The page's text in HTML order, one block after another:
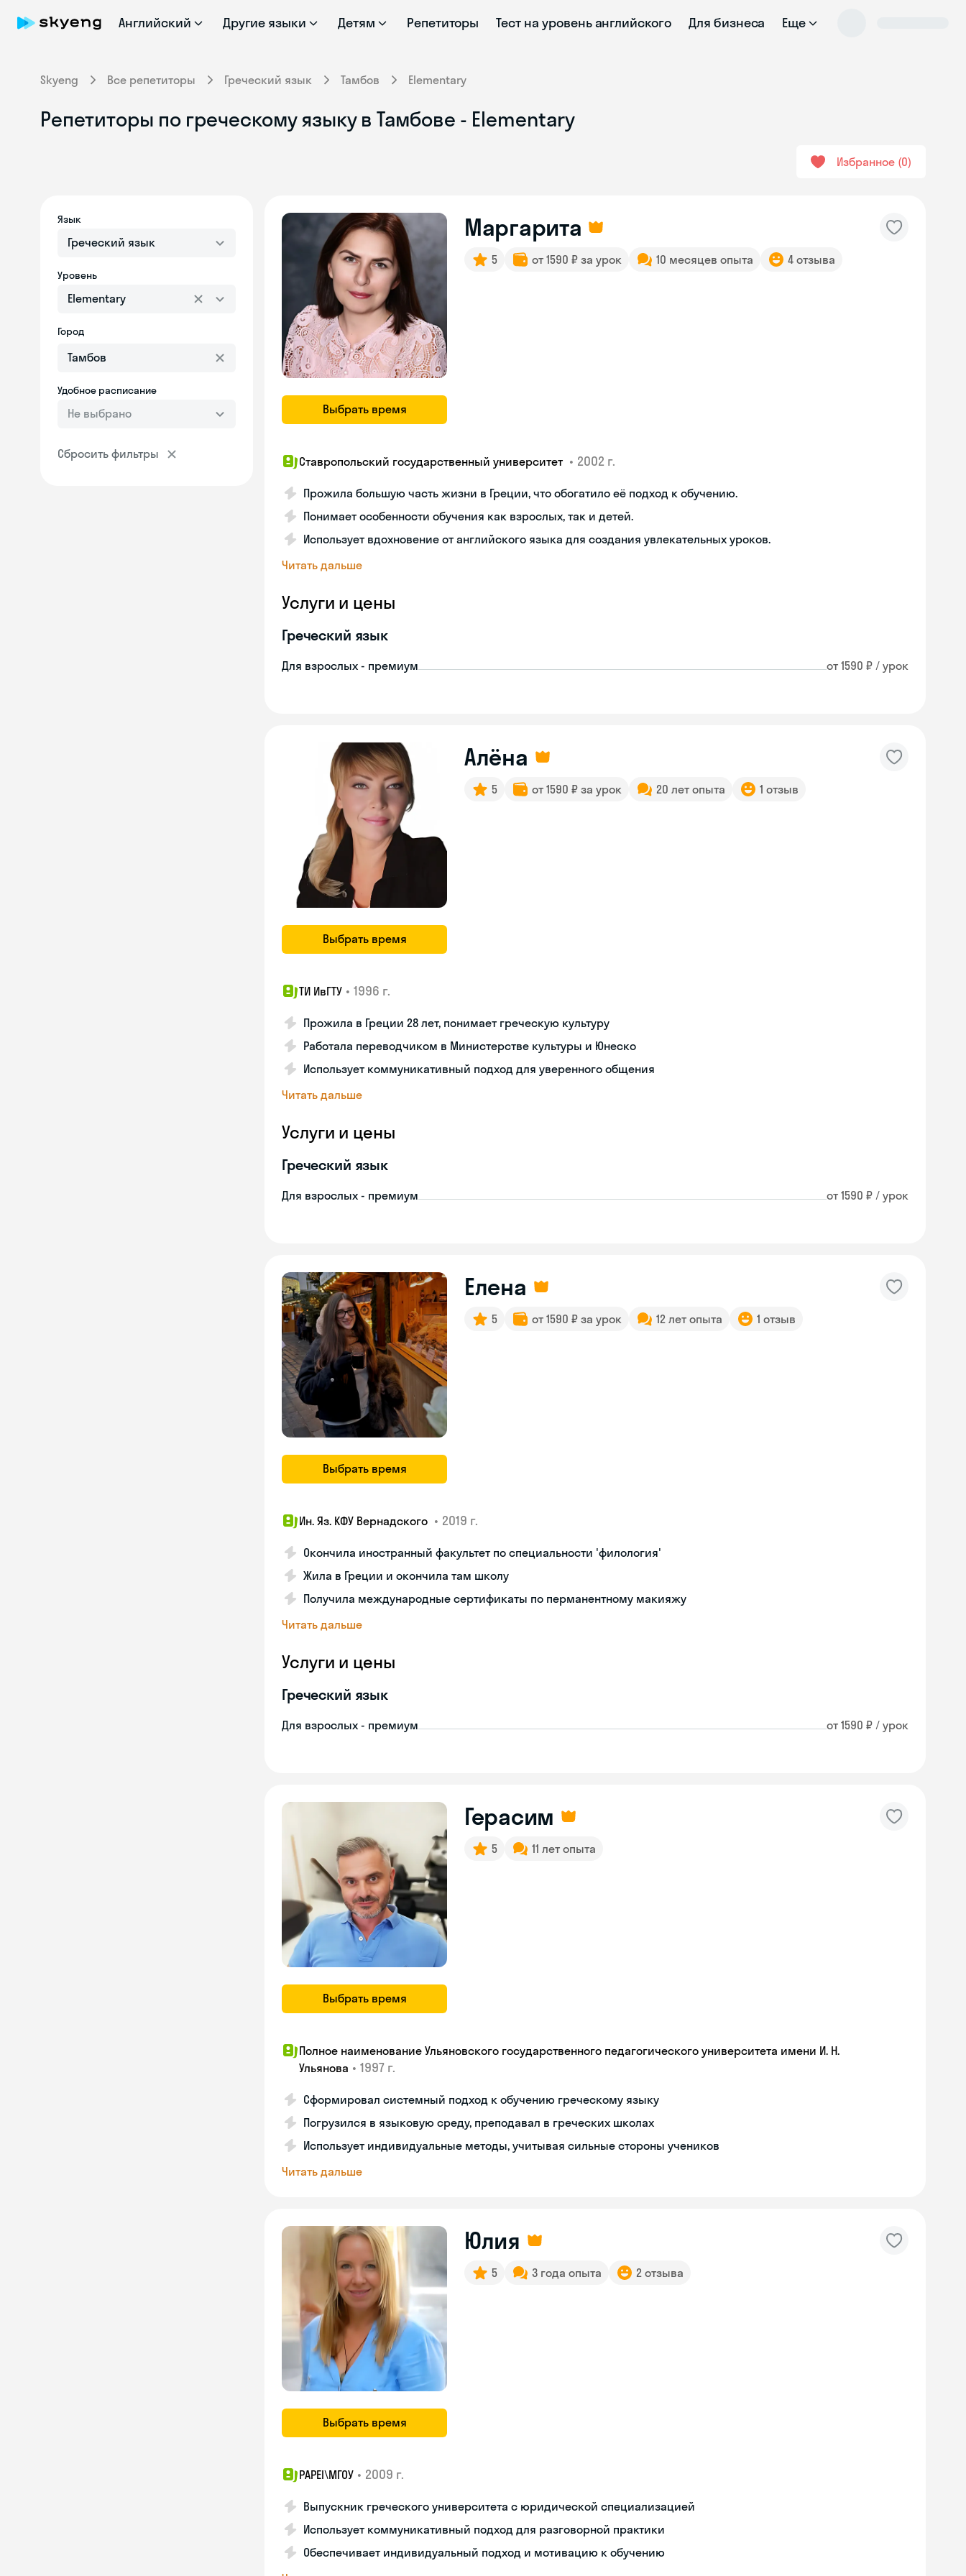
Английский Другие языки Детям Репетиторы Тест на уровень английского Для бизнеса Еще
Skyeng Все репетиторы Греческий язык Тамбов Elementary
Репетиторы по греческому языку в Тамбове - Elementary
Избранное 0
Язык
Греческий язык
Уровень
Elementary
Город
Удобное расписание
Не выбрано
Сбросить фильтры
Выбрать время
Маргарита
5 от 1590 ₽ за урок 10 месяцев опыта 4 отзыва
Ставропольский государственный университет • 2002 г.
Прожила большую часть жизни в Греции, что обогатило её подход к обучению.
Понимает особенности обучения как взрослых, так и детей.
Использует вдохновение от английского языка для создания увлекательных уроков.
Читать дальше
Услуги и цены
Греческий язык
Для взрослых - премиум от 1590 ₽ / урок
Выбрать время
Алёна
5 от 1590 ₽ за урок 20 лет опыта 1 отзыв
ТИ ИвГТУ • 1996 г.
Прожила в Греции 28 лет, понимает греческую культуру
Работала переводчиком в Министерстве культуры и Юнеско
Использует коммуникативный подход для уверенного общения
Читать дальше
Услуги и цены
Греческий язык
Для взрослых - премиум от 1590 ₽ / урок
Выбрать время
Елена
5 от 1590 ₽ за урок 12 лет опыта 1 отзыв
Ин. Яз. КФУ Вернадского • 2019 г.
Окончила иностранный факультет по специальности 'филология'
Жила в Греции и окончила там школу
Получила международные сертификаты по перманентному макияжу
Читать дальше
Услуги и цены
Греческий язык
Для взрослых - премиум от 1590 ₽ / урок
Выбрать время
Герасим
5 11 лет опыта
Полное наименование Ульяновского государственного педагогического университета имени И. Н.
Ульянова • 1997 г.
Сформировал системный подход к обучению греческому языку
Погрузился в языковую среду, преподавал в греческих школах
Использует индивидуальные методы, учитывая сильные стороны учеников
Читать дальше
Выбрать время
Юлия
5 3 года опыта 2 отзыва
PAPEI\MГОУ • 2009 г.
Выпускник греческого университета с юридической специализацией
Использует коммуникативный подход для разговорной практики
Обеспечивает индивидуальный подход и мотивацию к обучению